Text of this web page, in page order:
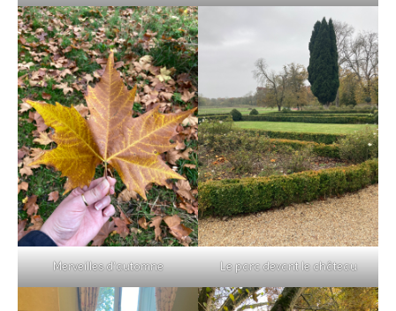
Merveilles d’automne Le parc devant le château